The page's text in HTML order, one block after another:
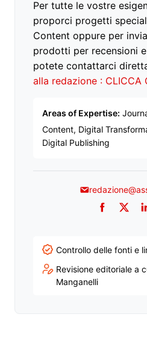
Per tutte le vostre
proporci progetti
Content oppure per
prodotti per recensioni
potete contattarci
alla redazione : CLICCA
Areas of Expertise:
Content, Digital
Digital Publishing
Facebook
Controllo delle fonti e
Revisione editoriale a
Manganelli